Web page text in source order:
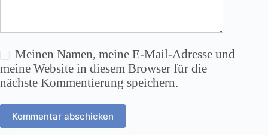
Meinen Namen, meine E-Mail-Adresse und
meine Website in diesem Browser für die
nächste Kommentierung speichern.
Kommentar abschicken